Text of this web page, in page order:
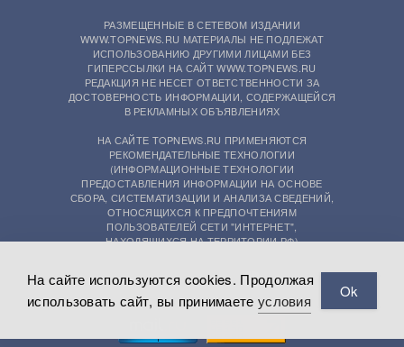
РАЗМЕЩЕННЫЕ В СЕТЕВОМ ИЗДАНИИ
WWW.TOPNEWS.RU МАТЕРИАЛЫ НЕ ПОДЛЕЖАТ
ИСПОЛЬЗОВАНИЮ ДРУГИМИ ЛИЦАМИ БЕЗ
ГИПЕРССЫЛКИ НА САЙТ WWW.TOPNEWS.RU
РЕДАКЦИЯ НЕ НЕСЕТ ОТВЕТСТВЕННОСТИ ЗА
ДОСТОВЕРНОСТЬ ИНФОРМАЦИИ, СОДЕРЖАЩЕЙСЯ
В РЕКЛАМНЫХ ОБЪЯВЛЕНИЯХ
НА САЙТЕ TOPNEWS.RU ПРИМЕНЯЮТСЯ
РЕКОМЕНДАТЕЛЬНЫЕ ТЕХНОЛОГИИ
(ИНФОРМАЦИОННЫЕ ТЕХНОЛОГИИ
ПРЕДОСТАВЛЕНИЯ ИНФОРМАЦИИ НА ОСНОВЕ
СБОРА, СИСТЕМАТИЗАЦИИ И АНАЛИЗА СВЕДЕНИЙ,
ОТНОСЯЩИХСЯ К ПРЕДПОЧТЕНИЯМ
ПОЛЬЗОВАТЕЛЕЙ СЕТИ "ИНТЕРНЕТ",
НАХОДЯЩИХСЯ НА ТЕРРИТОРИИ РФ)
На сайте используются cookies. Продолжая
использовать сайт, вы принимаете условия
Ok